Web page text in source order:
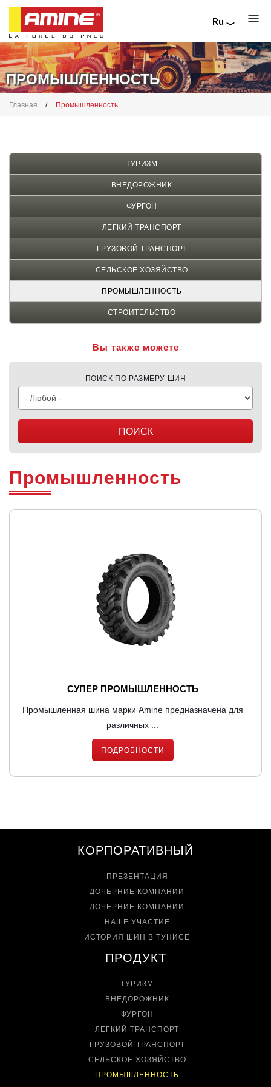
Перейти
к
основному
содержанию
Ru
EN
IT
ПРОМЫШЛЕННОСТЬ
Строка
Главная Промышленность
ТУРИЗМ
ВНЕДОРОЖНИК
ФУРГОН
ЛЕГКИЙ ТРАНСПОРТ
ГРУЗОВОЙ ТРАНСПОРТ
СЕЛЬСКОЕ ХОЗЯЙСТВО
ПРОМЫШЛЕННОСТЬ
СТРОИТЕЛЬСТВО
Вы также можете
ПОИСК ПО РАЗМЕРУ ШИН
Промышленность
СУПЕР ПРОМЫШЛЕННОСТЬ
Промышленная шина марки Amine предназначена для
различных ...
ПОДРОБНОСТИ
КОРПОРАТИВНЫЙ
ПРЕЗЕНТАЦИЯ
ДОЧЕРНИЕ КОМПАНИИ
ДОЧЕРНИЕ КОМПАНИИ
НАШЕ УЧАСТИЕ
ИСТОРИЯ ШИН В ТУНИСЕ
ПРОДУКТ
ТУРИЗМ
ВНЕДОРОЖНИК
ФУРГОН
ЛЕГКИЙ ТРАНСПОРТ
ГРУЗОВОЙ ТРАНСПОРТ
СЕЛЬСКОЕ ХОЗЯЙСТВО
ПРОМЫШЛЕННОСТЬ